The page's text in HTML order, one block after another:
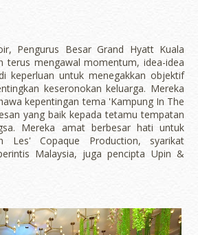
Pengurus Besar Grand Hyatt Kuala
terus mengawal momentum, idea-idea
keperluan untuk menegakkan objektif
keseronokan keluarga. Mereka
kepentingan tema 'Kampung In The
yang baik kepada tetamu tempatan
Mereka amat berbesar hati untuk
Les' Copaque Production, syarikat
Malaysia, juga pencipta Upin &